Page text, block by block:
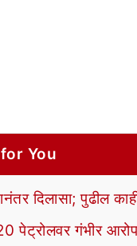
You
दिलासा; पुढील
पेट्रोलवर गंभीर